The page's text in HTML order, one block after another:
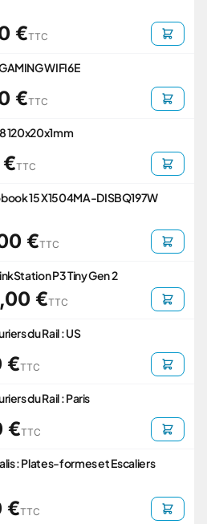
€TTC
WIFI6E
€TTC
120x20x1mm
TTC
15 X1504MA-DISBQ197W
€TTC
P3 Tiny Gen 2
€TTC
du Rail : US
€TTC
du Rail : Paris
€TTC
: Plates-formes et Escaliers
€TTC